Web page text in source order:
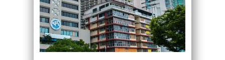
lo que
Necesitas
Saber sobre la